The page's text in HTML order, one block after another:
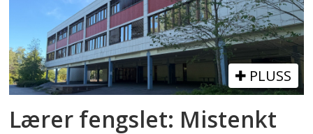
PLUSS
Lærer fengslet: Mistenkt